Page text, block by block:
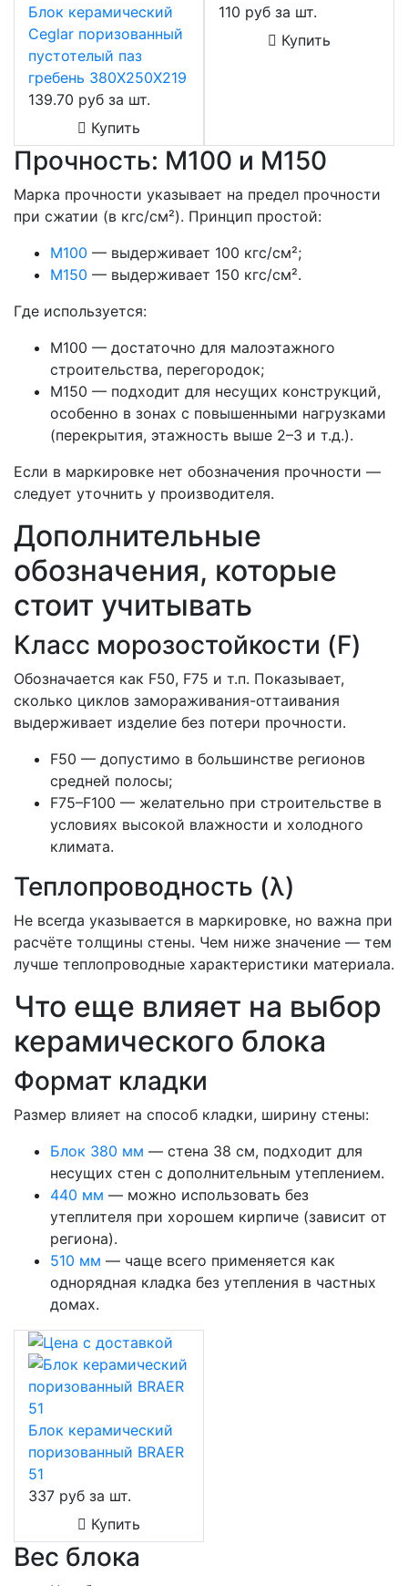
Блок керамический
Ceglar поризованный
пустотелый паз
гребень 380Х250Х219
139.70 руб за шт.
Купить
110 руб за шт.
Купить
Прочность: М100 и М150
Марка прочности указывает на предел прочности
при сжатии (в кгс/см²). Принцип простой:
М100 — выдерживает 100 кгс/см²;
М150 — выдерживает 150 кгс/см².
Где используется:
М100 — достаточно для малоэтажного
строительства, перегородок;
М150 — подходит для несущих конструкций,
особенно в зонах с повышенными нагрузками
(перекрытия, этажность выше 2–3 и т.д.).
Если в маркировке нет обозначения прочности —
следует уточнить у производителя.
Дополнительные
обозначения, которые
стоит учитывать
Класс морозостойкости (F)
Обозначается как F50, F75 и т.п. Показывает,
сколько циклов замораживания-оттаивания
выдерживает изделие без потери прочности.
F50 — допустимо в большинстве регионов
средней полосы;
F75–F100 — желательно при строительстве в
условиях высокой влажности и холодного
климата.
Теплопроводность (λ)
Не всегда указывается в маркировке, но важна при
расчёте толщины стены. Чем ниже значение — тем
лучше теплопроводные характеристики материала.
Что еще влияет на выбор
керамического блока
Формат кладки
Размер влияет на способ кладки, ширину стены:
Блок 380 мм — стена 38 см, подходит для
несущих стен с дополнительным утеплением.
440 мм — можно использовать без
утеплителя при хорошем кирпиче (зависит от
региона).
510 мм — чаще всего применяется как
однорядная кладка без утепления в частных
домах.
Блок керамический
поризованный BRAER
51
337 руб за шт.
Купить
Вес блока